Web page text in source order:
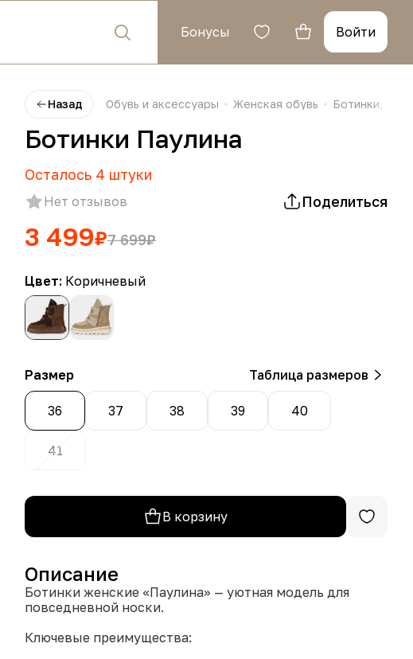
Бонусы Войти
Назад Обувь и аксессуары Женская обувь Ботинки,
Ботинки Паулина
Осталось 4 штуки
Нет отзывов Поделиться
3 499₽7 699₽
Цвет: Коричневый
Размер Таблица размеров
36 37 38 39 40
41
В корзину
Описание
Ботинки женские «Паулина» — уютная модель для
повседневной носки.
Ключевые преимущества: